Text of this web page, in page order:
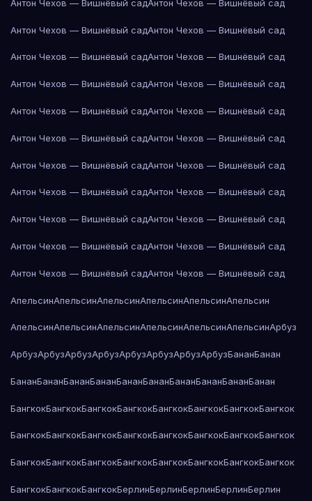
Антон Чехов — Вишнёвый садАнтон Чехов — Вишнёвый сад
Антон Чехов — Вишнёвый садАнтон Чехов — Вишнёвый сад
Антон Чехов — Вишнёвый садАнтон Чехов — Вишнёвый сад
Антон Чехов — Вишнёвый садАнтон Чехов — Вишнёвый сад
Антон Чехов — Вишнёвый садАнтон Чехов — Вишнёвый сад
Антон Чехов — Вишнёвый садАнтон Чехов — Вишнёвый сад
Антон Чехов — Вишнёвый садАнтон Чехов — Вишнёвый сад
Антон Чехов — Вишнёвый садАнтон Чехов — Вишнёвый сад
Антон Чехов — Вишнёвый садАнтон Чехов — Вишнёвый сад
Антон Чехов — Вишнёвый садАнтон Чехов — Вишнёвый сад
Антон Чехов — Вишнёвый садАнтон Чехов — Вишнёвый сад
АпельсинАпельсинАпельсинАпельсинАпельсинАпельсин
АпельсинАпельсинАпельсинАпельсинАпельсинАпельсинАрбуз
АрбузАрбузАрбузАрбузАрбузАрбузАрбузАрбузБананБанан
БананБананБананБананБананБананБананБананБананБанан
БангкокБангкокБангкокБангкокБангкокБангкокБангкокБангкок
БангкокБангкокБангкокБангкокБангкокБангкокБангкокБангкок
БангкокБангкокБангкокБангкокБангкокБангкокБангкокБангкок
БангкокБангкокБангкокБерлинБерлинБерлинБерлинБерлин